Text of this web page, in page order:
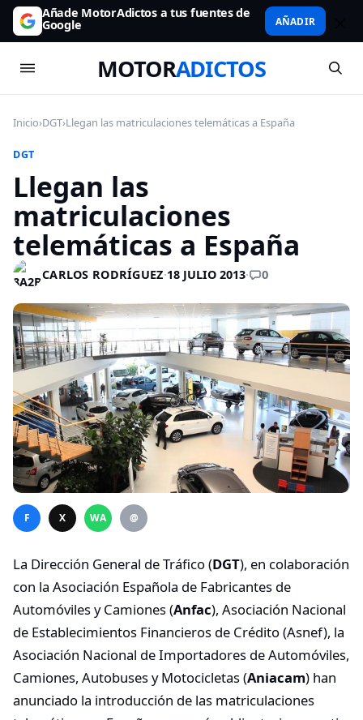
Añade MotorAdictos a tus fuentes de
Google AÑADIR
MOTORADICTOS
Inicio›DGT›Llegan las matriculaciones telemáticas a España
DGT
Llegan las
matriculaciones
telemáticas a España
CARLOS RODRÍGUEZ·18 JULIO 2013· 0
F X WA @
La Dirección General de Tráfico (DGT), en colaboración
con la Asociación Española de Fabricantes de
Automóviles y Camiones (Anfac), Asociación Nacional
de Establecimientos Financieros de Crédito (Asnef), la
Asociación Nacional de Importadores de Automóviles,
Camiones, Autobuses y Motocicletas (Aniacam) han
anunciado la introducción de las matriculaciones